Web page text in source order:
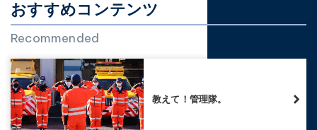
おすすめコンテンツ
Recommended
教えて！管理隊。